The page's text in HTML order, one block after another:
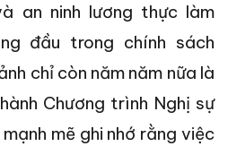
an ninh lương thực làm
đầu trong chính sách
chỉ còn năm năm nữa là
Chương trình Nghị sự
mẽ ghi nhớ rằng việc